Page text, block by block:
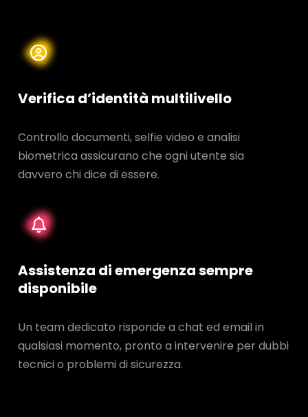
Verifica d’identità multilivello
Controllo documenti, selfie video e analisi
biometrica assicurano che ogni utente sia
davvero chi dice di essere.
Assistenza di emergenza sempre
disponibile
Un team dedicato risponde a chat ed email in
qualsiasi momento, pronto a intervenire per dubbi
tecnici o problemi di sicurezza.